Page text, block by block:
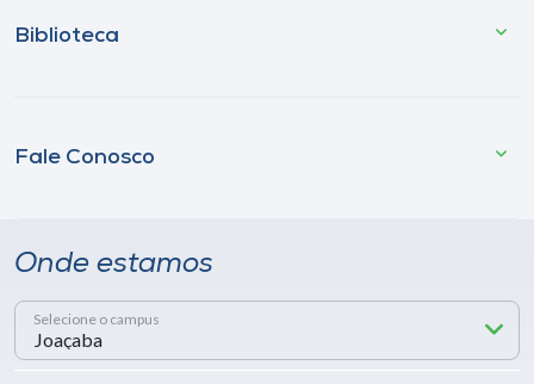
Biblioteca
Fale Conosco
Onde estamos
Selecione o campus